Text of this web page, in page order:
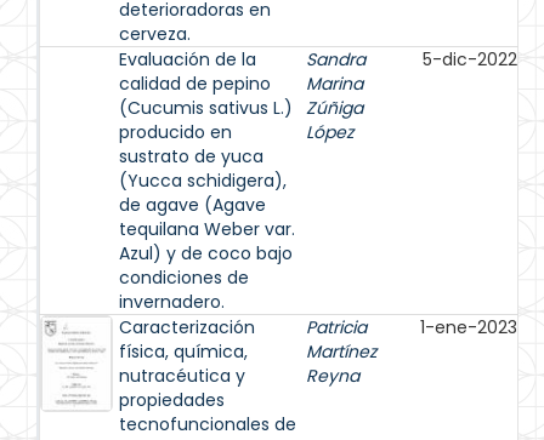
deterioradoras en
cerveza.
Evaluación de la
calidad de pepino
(Cucumis sativus L.)
producido en
sustrato de yuca
(Yucca schidigera),
de agave (Agave
tequilana Weber var.
Azul) y de coco bajo
condiciones de
invernadero.
Sandra
Marina
Zúñiga
López
5-dic-2022
Caracterización
física, química,
nutracéutica y
propiedades
tecnofuncionales de
Patricia
Martínez
Reyna
1-ene-2023